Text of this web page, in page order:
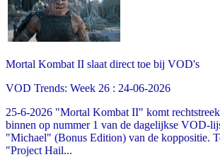
Mortal Kombat II slaat direct toe bij VOD's
VOD Trends: Week 26 : 24-06-2026
25-6-2026 "Mortal Kombat II" komt
binnen op nummer 1 van de dagelijkse VOD-
"Michael" (Bonus Edition) van de koppositie.
"Project Hail...